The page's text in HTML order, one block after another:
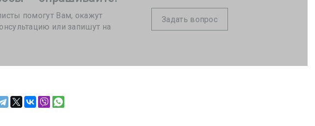
помогут Вам, окажут
или запишут на
Задать вопрос